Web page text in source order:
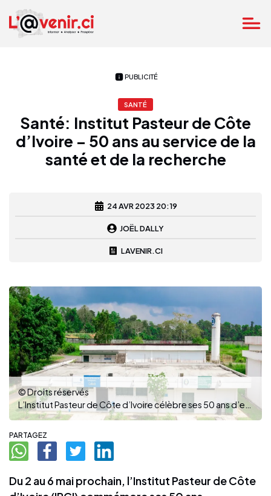
PUBLICITÉ
SANTÉ
Santé: Institut Pasteur de Côte
d’Ivoire – 50 ans au service de la
santé et de la recherche
24 AVR 2023 20:19
JOËL DALLY
LAVENIR.CI
© Droits réservés
L’Institut Pasteur de Côte d’Ivoire célèbre ses 50 ans d’existance (Ph Dr)
PARTAGEZ
Du 2 au 6 mai prochain, l’Institut Pasteur de Côte